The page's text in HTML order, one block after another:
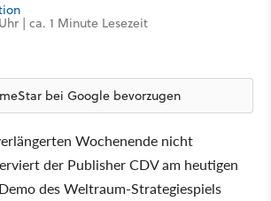
| ca. 1 Minute Lesezeit
bei Google bevorzugen
Wochenende nicht
der Publisher CDV am heutigen
des Weltraum-Strategiespiels